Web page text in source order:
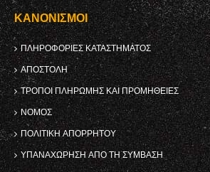
ΚΑΝΟΝΙΣΜΟΊ
ΠΛΗΡΟΦΟΡΊΕΣ ΚΑΤΑΣΤΉΜΑΤΟΣ
ΑΠΟΣΤΟΛΉ
ΤΡΌΠΟΙ ΠΛΗΡΩΜΉΣ ΚΑΙ ΠΡΟΜΉΘΕΙΕΣ
ΝΌΜΟΣ
ΠΟΛΙΤΙΚΉ ΑΠΟΡΡΉΤΟΥ
ΥΠΑΝΑΧΏΡΗΣΗ ΑΠΌ ΤΗ ΣΎΜΒΑΣΗ